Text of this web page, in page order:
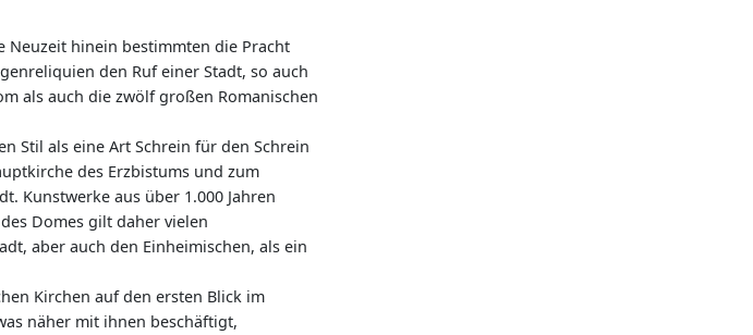
hinein bestimmten die Pracht
den Ruf einer Stadt, so auch
als auch die zwölf großen Romanischen
Stil als eine Art Schrein für den Schrein
des Erzbistums und zum
Kunstwerke aus über 1.000 Jahren
Domes gilt daher vielen
aber auch den Einheimischen, als ein
Kirchen auf den ersten Blick im
näher mit ihnen beschäftigt,